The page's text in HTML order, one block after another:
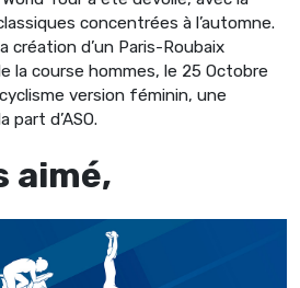
concentrées à l’automne.
création d’un Paris-Roubaix
la course hommes, le 25 Octobre
version féminin, une
part d’ASO.
aimé,